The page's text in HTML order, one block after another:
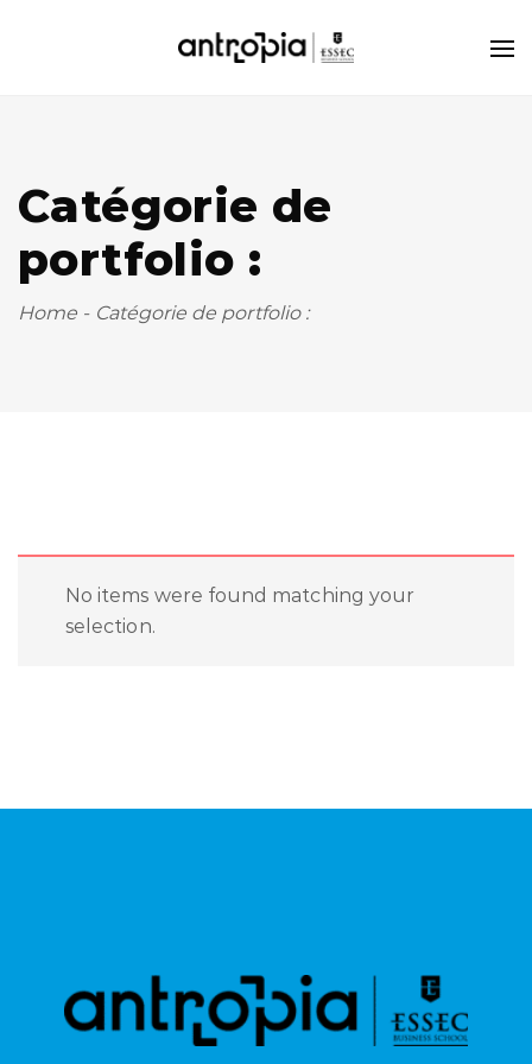
Catégorie de
portfolio :
Home - Catégorie de portfolio :
No items were found matching your
selection.